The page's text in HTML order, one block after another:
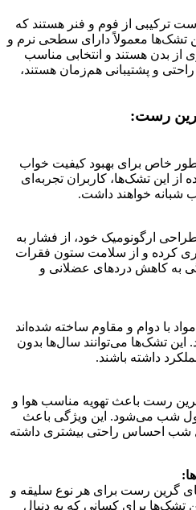
ترکیبی از فوم و فنر هستند که
تشک‌ها معمولاً دارای سطحی نرم و
از بدن هستند و انتخابی مناسب
راحتی و پشتیبانی هم‌زمان هستند،
رست:
خاص برای بهبود کیفیت خواب
از این تشک‌ها، کاربران تجربه‌ای
شبانه خواهند داشت.
ارگونومیک خود، از فشار به
کرده و از سلامت ستون فقرات
به کاهش دردهای عضلانی و
با دوام و مقاوم ساخته شده‌اند
این تشک‌ها می‌توانند سال‌ها بدون
داشته باشند.
رست باعث تهویه مناسب هوا و
شب می‌شود. این ویژگی باعث
احساس راحتی بیشتری داشته
گرین رست برای هر نوع سلیقه و
تشک‌ها برای کسانی که به دنبال